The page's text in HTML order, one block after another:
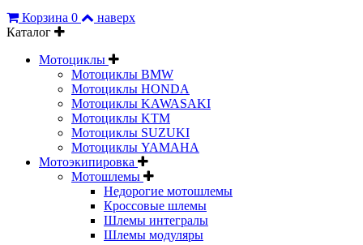
Корзина 0
наверх
Каталог
Мотоциклы
Мотоциклы BMW
Мотоциклы HONDA
Мотоциклы KAWASAKI
Мотоциклы KTM
Мотоциклы SUZUKI
Мотоциклы YAMAHA
Мотоэкипировка
Мотошлемы
Недорогие мотошлемы
Кроссовые шлемы
Шлемы интегралы
Шлемы модуляры